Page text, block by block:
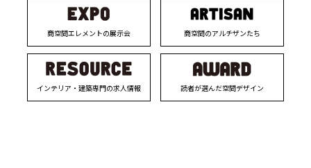
商空間エレメントの展示会 商空間のアルチザンたち
インテリア・建築専門の求人情報 読者が選んだ空間デザイン